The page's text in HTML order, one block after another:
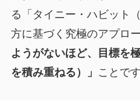
る「タイニー・ハビット
方に基づく究極のアプロー
ようがないほど、目標を
を積み重ねる）」 ことです